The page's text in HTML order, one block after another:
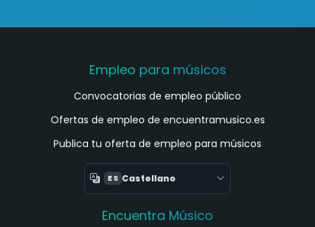
Empleo para músicos
Convocatorias de empleo público
Ofertas de empleo de encuentramusico.es
Publica tu oferta de empleo para músicos
ES Castellano
Encuentra Músico